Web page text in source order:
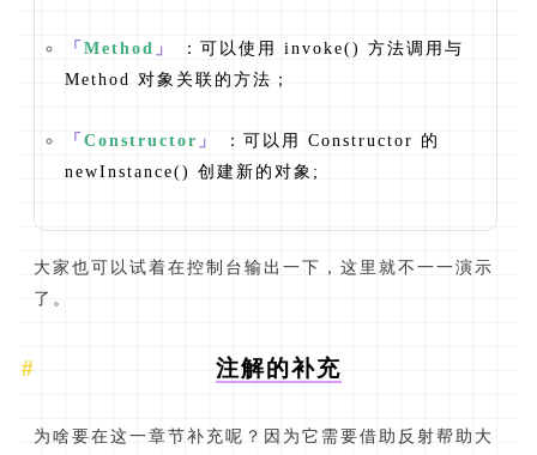
「 Method 」
：可以使用 invoke() 方法调用与
Method 对象关联的方法；
「 Constructor 」
：可以用 Constructor 的
newInstance() 创建新的对象;
大家也可以试着在控制台输出一下，这里就不一一演示
了。
注解的补充
为啥要在这一章节补充呢？因为它需要借助反射帮助大